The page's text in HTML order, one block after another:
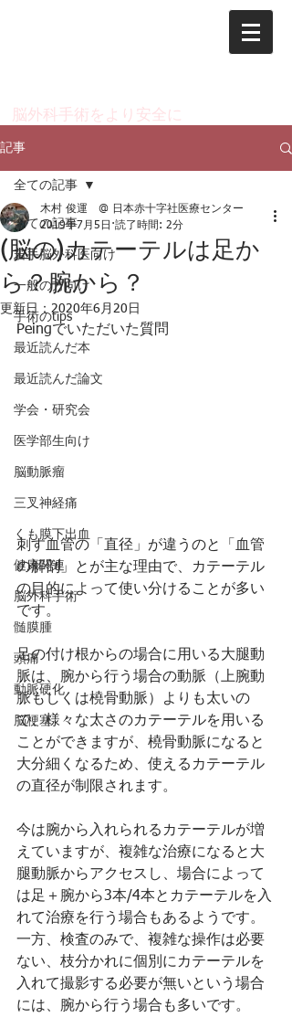
​脳外科手術をより安全に
記事
全ての記事
若手脳外科医向け
一般の方向け
手術のtips
最近読んだ本
最近読んだ論文
学会・研究会
医学部生向け
脳動脈瘤
三叉神経痛
くも膜下出血
健康関連
脳外科手術
髄膜腫
頭痛
動脈硬化
脳梗塞
全ての記事
(脳の)カテーテルは足か
ら？腕から？
木村 俊運 @ 日本赤十字社医療センター
2019年7月5日 読了時間: 2分
更新日： 2020年6月20日
Peingでいただいた質問
刺す血管の「直径」が違うのと「血管
の解剖」とが主な理由で、カテーテル
の目的によって使い分けることが多い
です。
足の付け根からの場合に用いる大腿動
脈は、腕から行う場合の動脈（上腕動
脈もしくは橈骨動脈）よりも太いの
で、様々な太さのカテーテルを用いる
ことができますが、橈骨動脈になると
大分細くなるため、使えるカテーテル
の直径が制限されます。
今は腕から入れられるカテーテルが増
えていますが、複雑な治療になると大
腿動脈からアクセスし、場合によって
は足＋腕から3本/4本とカテーテルを入
れて治療を行う場合もあるようです。
一方、検査のみで、複雑な操作は必要
ない、枝分かれに個別にカテーテルを
入れて撮影する必要が無いという場合
には、腕から行う場合も多いです。